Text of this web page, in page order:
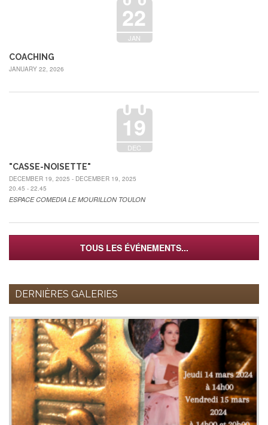
22
JAN
COACHING
JANUARY 22, 2026
19
DEC
"CASSE-NOISETTE"
DECEMBER 19, 2025 - DECEMBER 19, 2025
20.45 - 22.45
ESPACE COMEDIA LE MOURILLON TOULON
TOUS LES ÉVÉNEMENTS...
DERNIÈRES GALERIES